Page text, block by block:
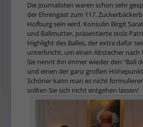
Die Journalisten waren schon sehr
der Ehrengast zum 117.
Hofburg sein wird. Konsulin Birgit
und Ballmutter, präsentierte stolz
Highlight des Balles, der extra dafür
unterbricht, um einen Abstecher nach
Sie nennt ihn immer wieder den “Ball
und einen der ganz großen
Schöner kann man es nicht
sollten Sie sich nicht entgehen lassen!